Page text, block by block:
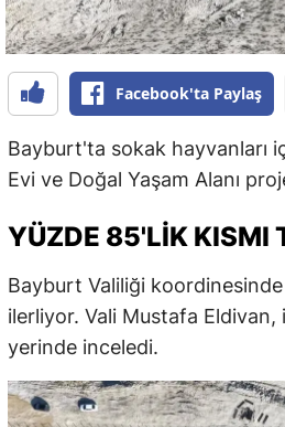
Facebook'ta Paylaş
Bayburt'ta sokak hayvanları
Evi ve Doğal Yaşam Alanı
YÜZDE 85'LIK KISMI
Bayburt Valiliği
ilerliyor. Vali Mustafa Eldivan,
yerinde inceledi.